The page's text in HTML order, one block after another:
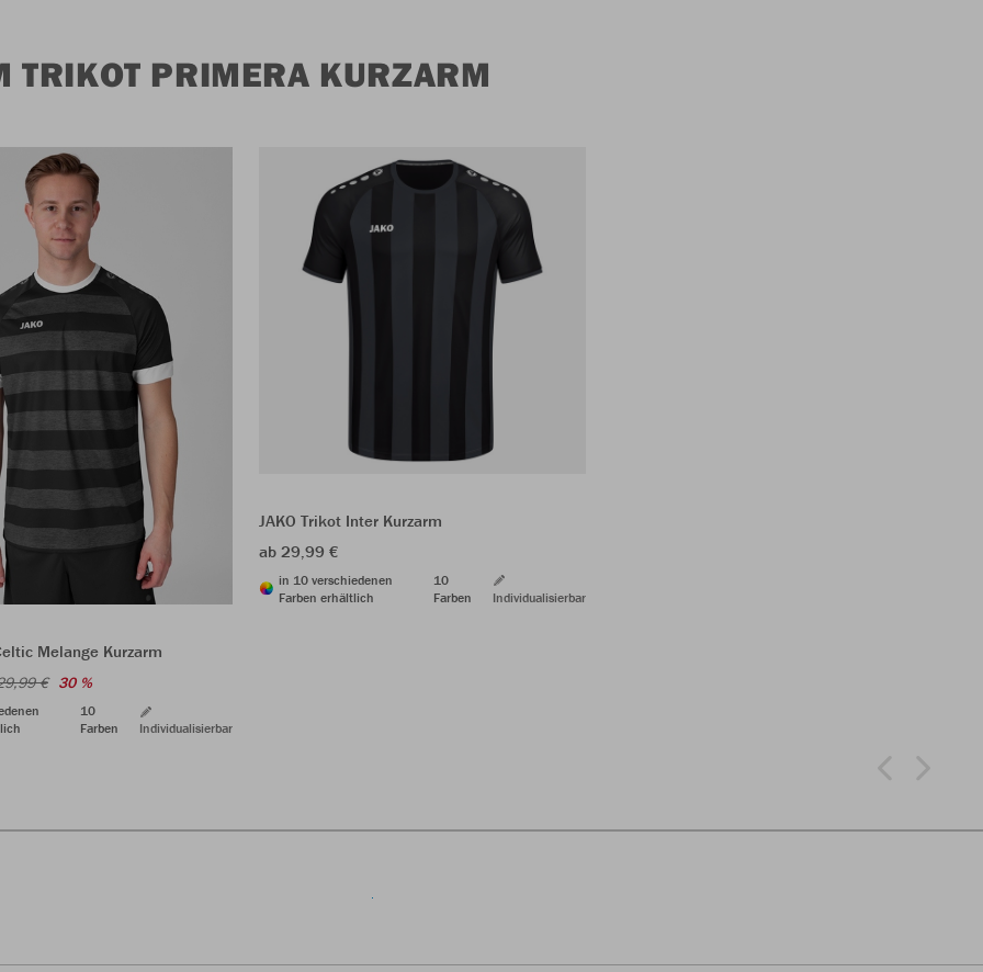
TRIKOT PRIMERA KURZARM
Melange Kurzarm
€ 30 %
10
Farben
Individualisierbar
JAKO Trikot Inter Kurzarm
ab 29,99 €
in 10 verschiedenen
Farben erhältlich
10
Farben
Individualisierbar